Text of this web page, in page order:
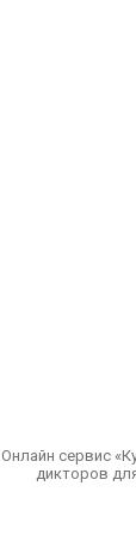
Онлайн сервис
дикторов